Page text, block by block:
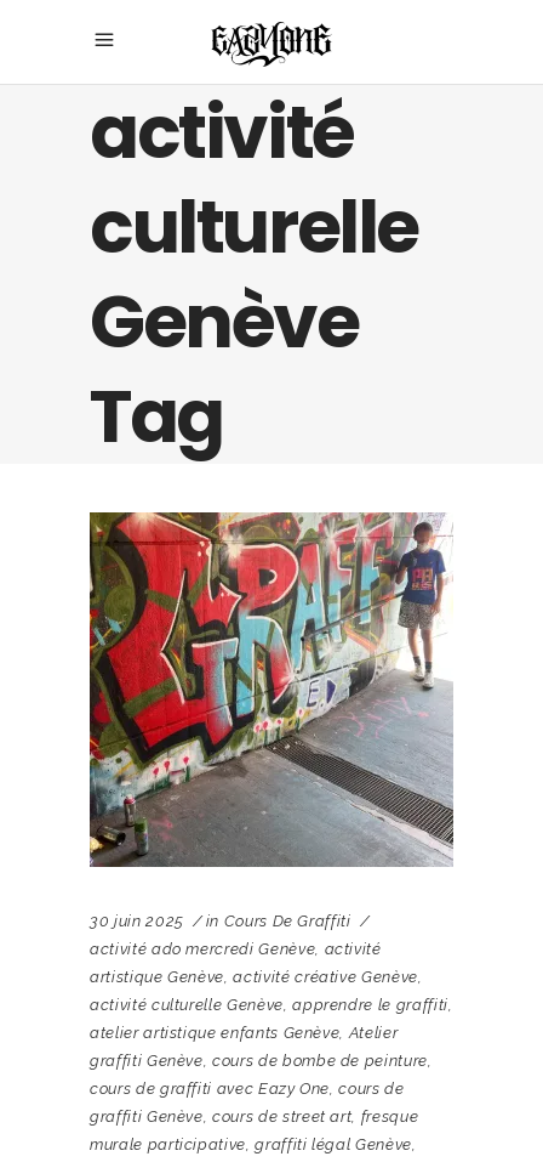
activité
culturelle
Genève
Tag
30 juin 2025 in Cours De Graffiti
activité ado mercredi Genève, activité
artistique Genève,activité créative Genève,
activité culturelle Genève,apprendre le graffiti,
atelier artistique enfants Genève,Atelier
graffiti Genève,cours de bombe de peinture,
cours de graffiti avec Eazy One,cours de
graffiti Genève,cours de street art, fresque
murale participative,graffiti légal Genève,